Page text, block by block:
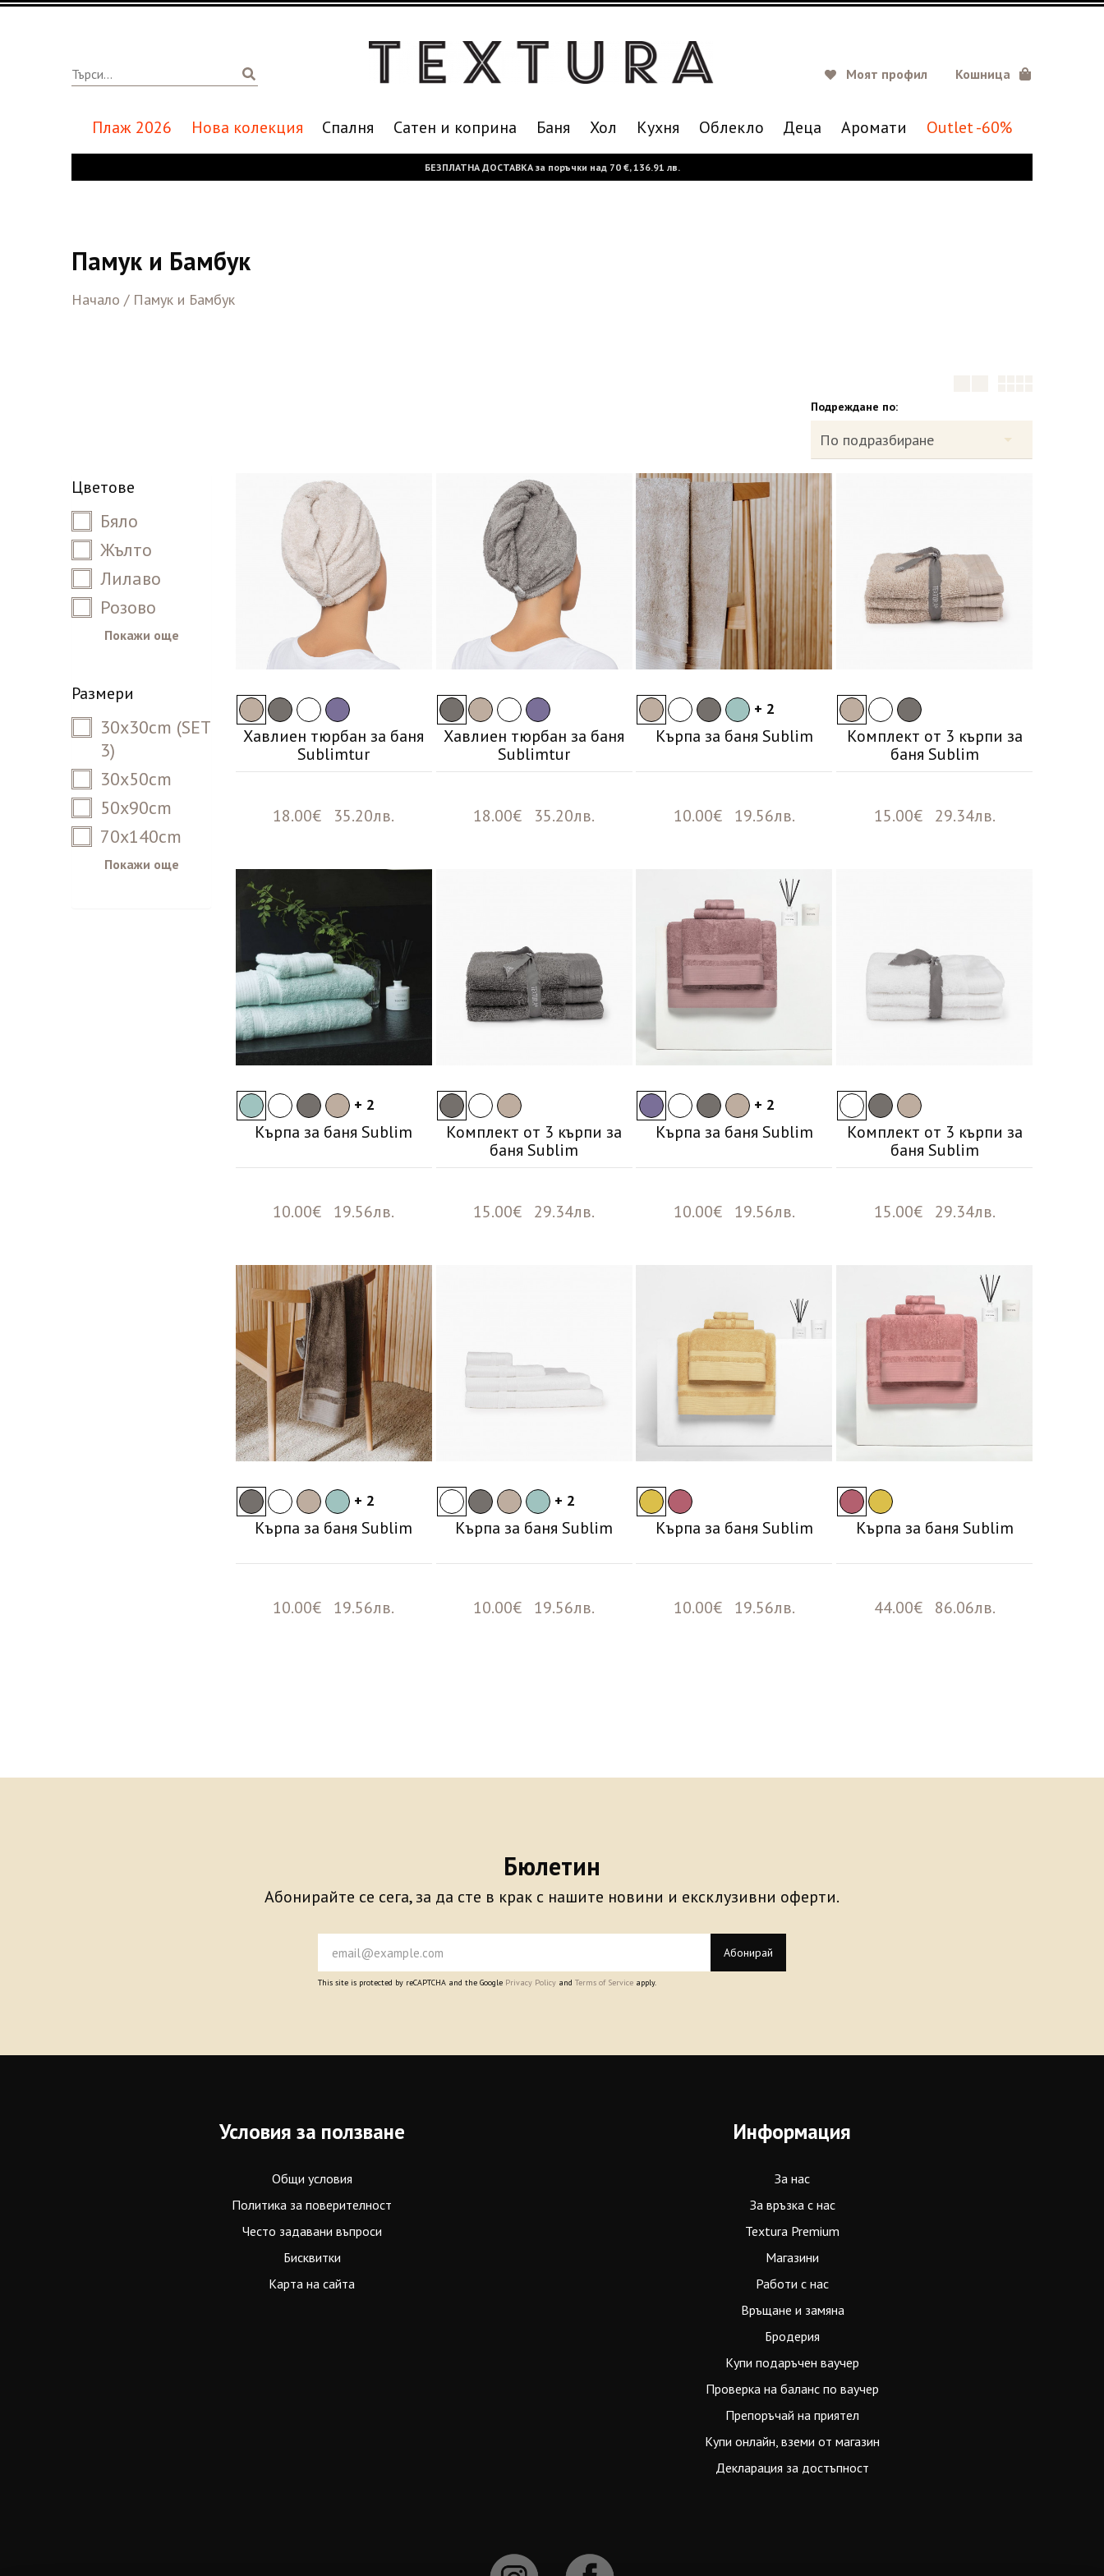
Моят профил Кошница
Плаж 2026 Нова колекция Спалня Сатен и коприна Баня Хол Кухня Oблекло Деца Аромати Outlet -60%
БЕЗПЛАТНА ДОСТАВКА за поръчки над 70 €,136.91 лв.
Памук и Бамбук
Начало / Памук и Бамбук
Подреждане по:
Цветове
Бяло
Жълто
Лилаво
Розово
Покажи още
Размери
30x30cm (SET
3)
30x50cm
50x90cm
70x140cm
Покажи още
Хавлиен тюрбан за баня
Sublimtur
18.00€ 35.20лв.
Хавлиен тюрбан за баня
Sublimtur
18.00€ 35.20лв.
+ 2
Кърпа за баня Sublim
10.00€ 19.56лв.
Комплект от 3 кърпи за
баня Sublim
15.00€ 29.34лв.
+ 2
Кърпа за баня Sublim
10.00€ 19.56лв.
Комплект от 3 кърпи за
баня Sublim
15.00€ 29.34лв.
+ 2
Кърпа за баня Sublim
10.00€ 19.56лв.
Комплект от 3 кърпи за
баня Sublim
15.00€ 29.34лв.
+ 2
Кърпа за баня Sublim
10.00€ 19.56лв.
+ 2
Кърпа за баня Sublim
10.00€ 19.56лв.
Кърпа за баня Sublim
10.00€ 19.56лв.
Кърпа за баня Sublim
44.00€ 86.06лв.
Бюлетин
Абонирайте се сега, за да сте в крак с нашите новини и ексклузивни оферти.
Абонирай
This site is protected by reCAPTCHA and the Google Privacy Policy and Terms of Service apply.
Условия за ползване
Общи условия
Политика за поверителност
Често задавани въпроси
Бисквитки
Карта на сайта
Информация
За нас
За връзка с нас
Textura Premium
Магазини
Работи с нас
Връщане и замяна
Бродерия
Купи подаръчен ваучер
Проверка на баланс по ваучер
Препоръчай на приятел
Купи онлайн, вземи от магазин
Декларация за достъпност